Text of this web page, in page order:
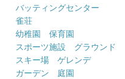
バッティングセンター
雀荘
幼稚園 保育園
スポーツ施設 グラウンド
スキー場 ゲレンデ
ガーデン 庭園